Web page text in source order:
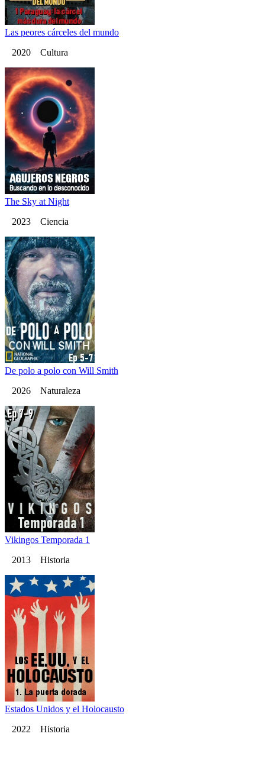
Las peores cárceles del mundo
2020 Cultura
The Sky at Night
2023 Ciencia
De polo a polo con Will Smith
2026 Naturaleza
Vikingos Temporada 1
2013 Historia
Estados Unidos y el Holocausto
2022 Historia